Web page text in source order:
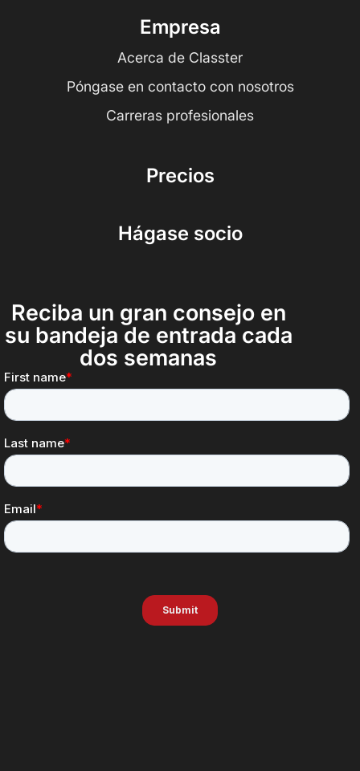
Empresa
Acerca de Classter
Póngase en contacto con nosotros
Carreras profesionales
Precios
Hágase socio
Reciba un gran consejo en
su bandeja de entrada cada
dos semanas